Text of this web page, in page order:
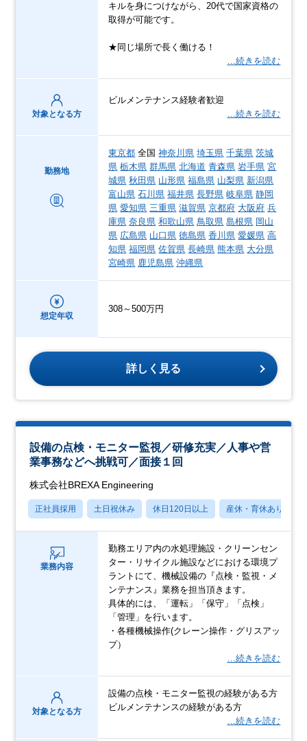
キルを身につけながら、20代で国家資格の
取得が可能です。
★同じ場所で長く働ける！
…続きを読む
対象となる方
ビルメンテナンス経験者歓迎
…続きを読む
勤務地
東京都 全国神奈川県 埼玉県 千葉県 茨城
県 栃木県 群馬県 北海道 青森県 岩手県 宮
城県 秋田県 山形県 福島県 山梨県 新潟県
富山県 石川県 福井県 長野県 岐阜県 静岡
県 愛知県 三重県 滋賀県 京都府 大阪府 兵
庫県 奈良県 和歌山県 鳥取県 島根県 岡山
県 広島県 山口県 徳島県 香川県 愛媛県 高
知県 福岡県 佐賀県 長崎県 熊本県 大分県
宮崎県 鹿児島県 沖縄県
想定年収
308～500万円
詳しく見る
設備の点検・モニター監視／研修充実／人事や営
業事務などへ挑戦可／面接１回
株式会社BREXA Engineering
正社員採用 土日祝休み 休日120日以上 産休・育休あり
業務内容
勤務エリア内の水処理施設・クリーンセン
ター・リサイクル施設などにおける環境プ
ラントにて、機械設備の『点検・監視・メ
ンテナンス』業務を担当頂きます。
具体的には、「運転」「保守」「点検」
「管理」を行います。
・各種機械操作(クレーン操作・グリスアッ
プ）
…続きを読む
対象となる方
設備の点検・モニター監視の経験がある方
ビルメンテナンスの経験がある方
…続きを読む